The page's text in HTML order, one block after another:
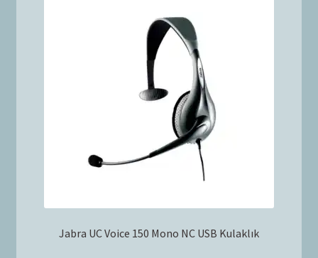
Jabra UC Voice 150 Mono NC USB Kulaklık